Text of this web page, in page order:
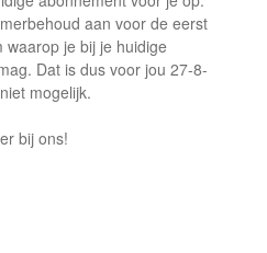
aan voor de eerst
waarop je bij je huidige
Dat is dus voor jou 27-8-
mogelijk.
bij ons!